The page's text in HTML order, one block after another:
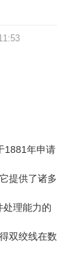
1881年申请
提供了诸多
处理能力的
双绞线在数